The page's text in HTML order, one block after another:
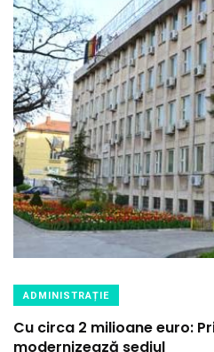
ADMINISTRAȚIE
Cu circa 2 milioane euro:
modernizează sediul